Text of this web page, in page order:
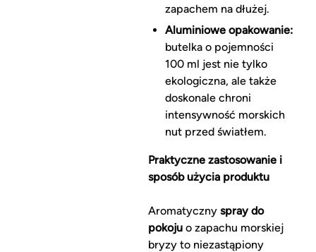
zapachem na dłużej.
Aluminiowe opakowanie:
butelka o pojemności
100 ml jest nie tylko
ekologiczna, ale także
doskonale chroni
intensywność morskich
nut przed światłem.
Praktyczne zastosowanie i
sposób użycia produktu
Aromatyczny spray do
pokojuo zapachu morskiej
bryzy to niezastąpiony